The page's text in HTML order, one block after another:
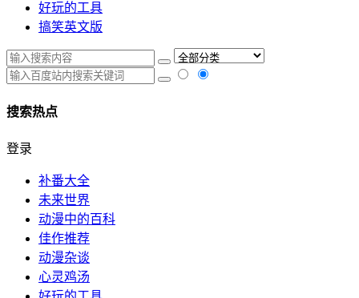
好玩的工具
搞笑英文版
搜索热点
登录
补番大全
未来世界
动漫中的百科
佳作推荐
动漫杂谈
心灵鸡汤